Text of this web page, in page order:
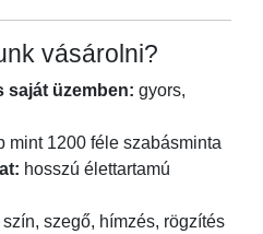
vásárolni?
saját üzemben: gyors,
mint 1200 féle szabásminta
hosszú élettartamú
szín, szegő, hímzés, rögzítés